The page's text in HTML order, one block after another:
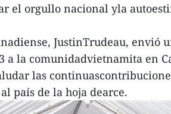
el orgullo nacional yla
JustinTrudeau, envió
a la comunidadvietnamita en
las
país de la hoja dearce.